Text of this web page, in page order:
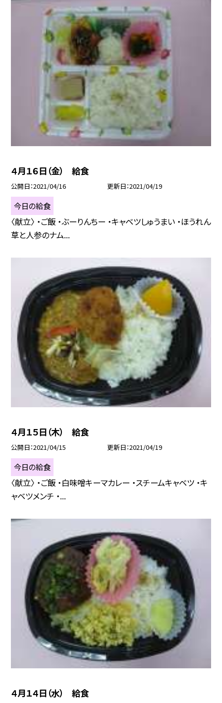
４月１６日（金） 給食
公開日 2021/04/16 更新日 2021/04/19
今日の給食
〈献立〉 ・ご飯 ・ぶーりんちー ・キャベツしゅうまい ・ほうれん
草と人参のナム...
４月１５日（木） 給食
公開日 2021/04/15 更新日 2021/04/19
今日の給食
〈献立〉 ・ご飯 ・白味噌キーマカレー ・スチームキャベツ ・キ
ャベツメンチ ・...
４月１４日（水） 給食